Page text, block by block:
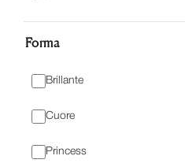
Forma
Brillante
Cuore
Princess